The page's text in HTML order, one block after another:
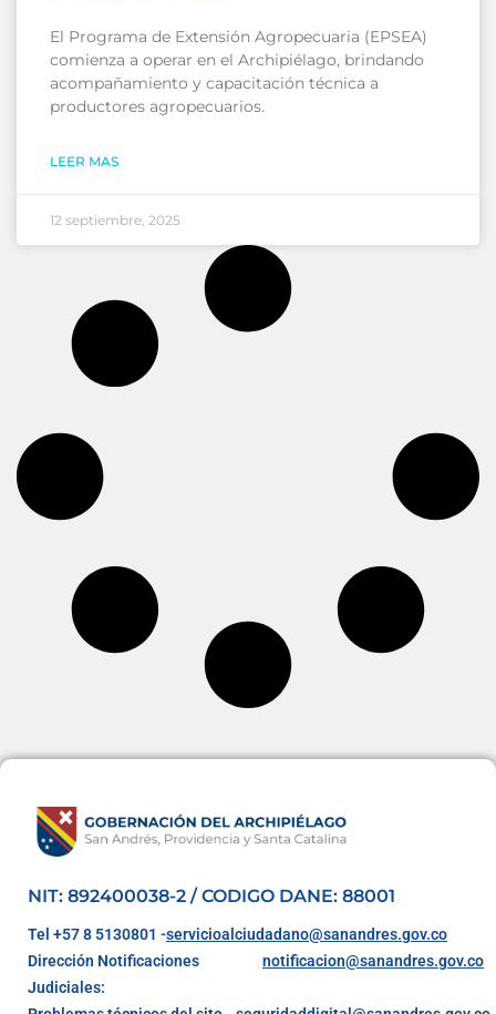
El Programa de Extensión Agropecuaria (EPSEA)
comienza a operar en el Archipiélago, brindando
acompañamiento y capacitación técnica a
productores agropecuarios.
LEER MAS
12 septiembre, 2025
NIT: 892400038-2 / CODIGO DANE: 88001
Tel +57 8 5130801 -servicioalciudadano@sanandres.gov.co
Dirección Notificaciones
Judiciales:
notificacion@sanandres.gov.co